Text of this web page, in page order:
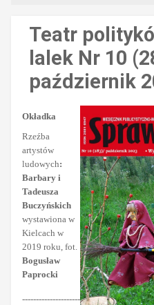
Teatr
lalek Nr 10
październik
Okładka
Rzeźba
artystów
ludowych:
Barbary i
Tadeusza
Buczyńskich
wystawiona w
Kielcach w
2019 roku, fot.
Bogusław
Paprocki
---------------------